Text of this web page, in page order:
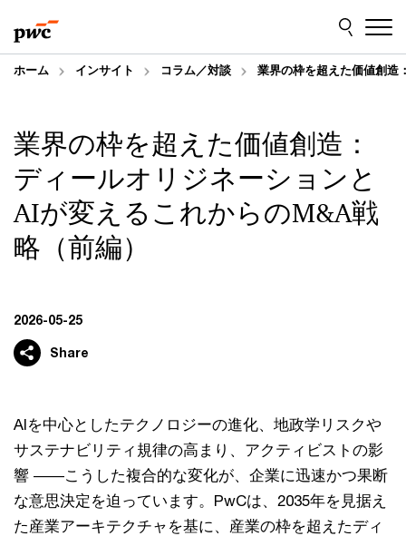
to
content
to
footer
ホーム インサイト コラム／対談 業界の枠を超えた価値創造
業界の枠を超えた価値創造：
ディールオリジネーションと
AIが変えるこれからのM&A戦
略（前編）
2026-05-25
Share
AIを中心としたテクノロジーの進化、地政学リスクや
サステナビリティ規律の高まり、アクティビストの影
響 ――こうした複合的な変化が、企業に迅速かつ果断
な意思決定を迫っています。PwCは、2035年を見据え
た産業アーキテクチャを基に、産業の枠を超えたディ